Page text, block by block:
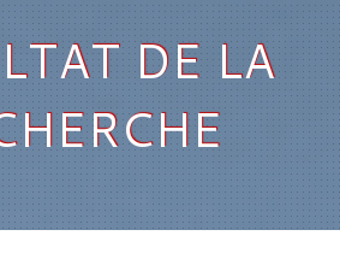
DE LA